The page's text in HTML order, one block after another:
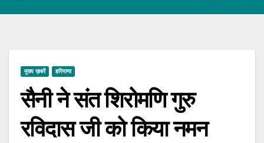
मुख्य ख़बरें हरियाणा
सैनी ने संत शिरोमणि गुरु
रविदास जी को किया नमन